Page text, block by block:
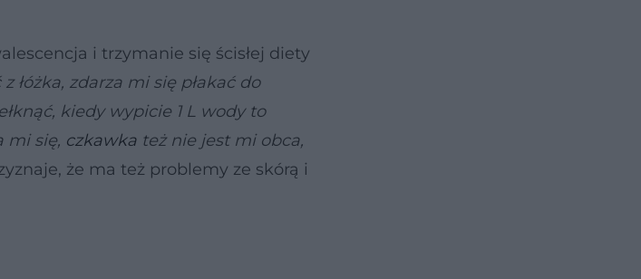
i trzymanie się ścisłej diety
łóżka, zdarza mi się płakać do
kiedy wypicie 1 L wody to
mi się, czkawka też nie jest mi obca,
że ma też problemy ze skórą i